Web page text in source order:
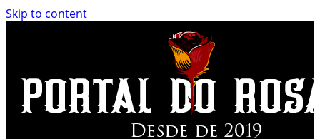
Skip to content